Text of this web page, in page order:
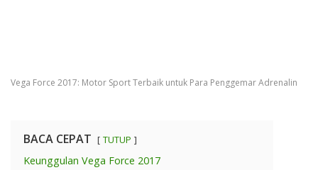
Vega Force 2017: Motor Sport Terbaik untuk Para Penggemar Adrenalin
BACA CEPAT TUTUP
Keunggulan Vega Force 2017